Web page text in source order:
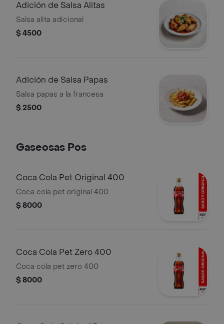
Adición de Salsa Alitas
Salsa alita adicional
$ 4500
Adición de Salsa Papas
Salsa papas a la francesa
$ 2500
Gaseosas Pos
Coca Cola Pet Original 400
Coca cola pet original 400
$ 8000
Coca Cola Pet Zero 400
Coca cola pet zero 400
$ 8000